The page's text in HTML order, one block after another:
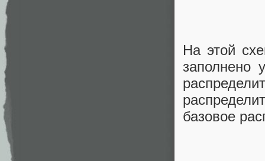
На этой
заполнено
базовое